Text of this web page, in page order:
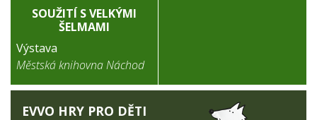
SOUŽITÍ S VELKÝMI
ŠELMAMI
Výstava
Městská knihovna Náchod
EVVO HRY PRO DĚTI